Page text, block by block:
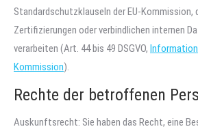
Standardschutzklauseln der EU-Kommission,
Zertifizierungen oder verbindlichen internen
verarbeiten (Art. 44 bis 49 DSGVO,
Kommission).
Rechte der betroffenen
Auskunftsrecht: Sie haben das Recht, eine